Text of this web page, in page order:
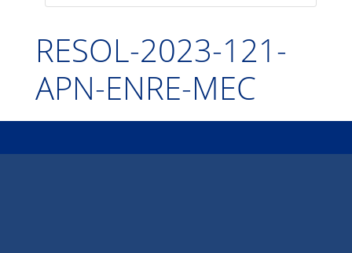
RESOL-2023-121-
APN-ENRE-MEC